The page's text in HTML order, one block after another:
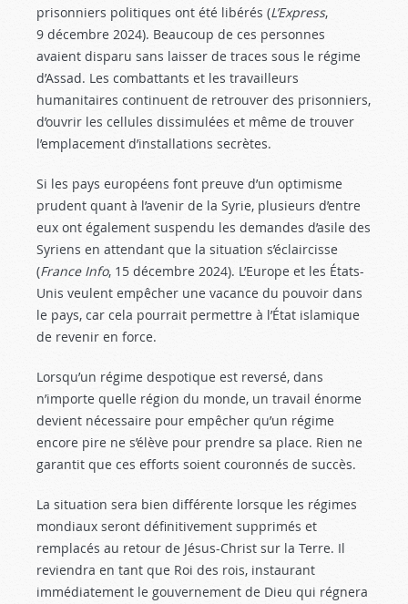
prisonniers politiques ont été libérés (L’Express,
9 décembre 2024). Beaucoup de ces personnes
avaient disparu sans laisser de traces sous le régime
d’Assad. Les combattants et les travailleurs
humanitaires continuent de retrouver des prisonniers,
d’ouvrir les cellules dissimulées et même de trouver
l’emplacement d’installations secrètes.
Si les pays européens font preuve d’un optimisme
prudent quant à l’avenir de la Syrie, plusieurs d’entre
eux ont également suspendu les demandes d’asile des
Syriens en attendant que la situation s’éclaircisse
(France Info, 15 décembre 2024). L’Europe et les États-
Unis veulent empêcher une vacance du pouvoir dans
le pays, car cela pourrait permettre à l’État islamique
de revenir en force.
Lorsqu’un régime despotique est reversé, dans
n’importe quelle région du monde, un travail énorme
devient nécessaire pour empêcher qu’un régime
encore pire ne s’élève pour prendre sa place. Rien ne
garantit que ces efforts soient couronnés de succès.
La situation sera bien différente lorsque les régimes
mondiaux seront définitivement supprimés et
remplacés au retour de Jésus-Christ sur la Terre. Il
reviendra en tant que Roi des rois, instaurant
immédiatement le gouvernement de Dieu qui régnera